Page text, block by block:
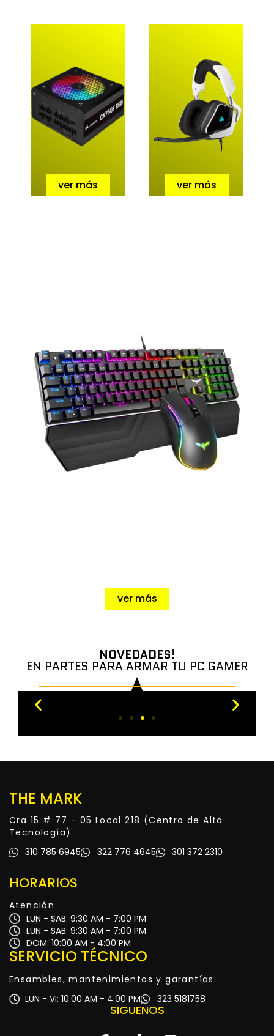
ver más ver más
ver más
NOVEDADES!
EN PARTES PARA ARMAR TU PC GAMER
THE MARK
Cra 15 # 77 - 05 Local 218 (Centro de Alta
Tecnología)
310 785 6945
322 776 4645 301 372 2310
HORARIOS
Atención
LUN - SAB: 9:30 AM - 7:00 PM
LUN - SAB: 9:30 AM - 7:00 PM
DOM: 10:00 AM - 4:00 PM
SERVICIO TÉCNICO
Ensambles, mantenimientos y garantías:
LUN - VI: 10:00 AM - 4:00 PM
323 5181758
SIGUENOS